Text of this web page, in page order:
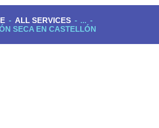
ALL SERVICES
...
SECA EN CASTELLÓN